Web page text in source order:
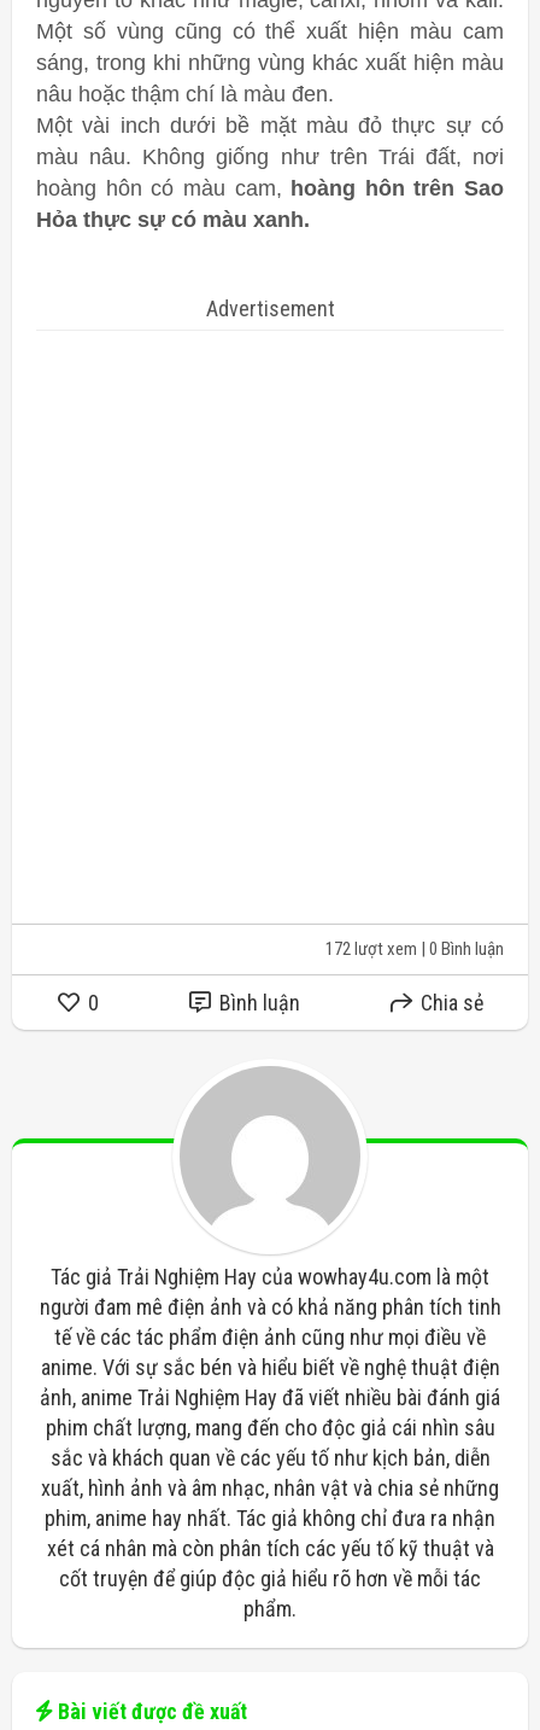
Một số vùng cũng có thể xuất hiện màu cam
sáng, trong khi những vùng khác xuất hiện màu
nâu hoặc thậm chí là màu đen.
Một vài inch dưới bề mặt màu đỏ thực sự có
màu nâu. Không giống như trên Trái đất, nơi
hoàng hôn có màu cam, hoàng hôn trên Sao
Hỏa thực sự có màu xanh.
Advertisement
172 lượt xem | 0 Bình luận
0 Bình luận Chia sẻ
Tác giả Trải Nghiệm Hay của wowhay4u.com là một
người đam mê điện ảnh và có khả năng phân tích tinh
tế về các tác phẩm điện ảnh cũng như mọi điều về
anime. Với sự sắc bén và hiểu biết về nghệ thuật điện
ảnh, anime Trải Nghiệm Hay đã viết nhiều bài đánh giá
phim chất lượng, mang đến cho độc giả cái nhìn sâu
sắc và khách quan về các yếu tố như kịch bản, diễn
xuất, hình ảnh và âm nhạc, nhân vật và chia sẻ những
phim, anime hay nhất. Tác giả không chỉ đưa ra nhận
xét cá nhân mà còn phân tích các yếu tố kỹ thuật và
cốt truyện để giúp độc giả hiểu rõ hơn về mỗi tác
phẩm.
Bài viết được đề xuất